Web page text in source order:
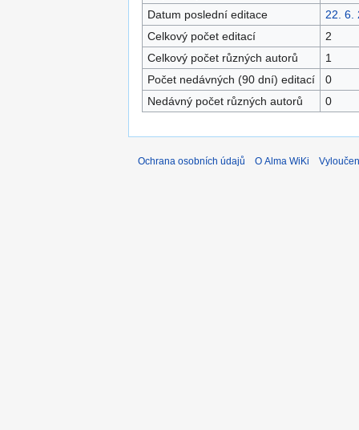
Datum poslední editace
22. 6.
Celkový počet editací
2
Celkový počet různých autorů
1
Počet nedávných (90 dní) editací
0
Nedávný počet různých autorů
0
Ochrana osobních údajů O Alma WiKi